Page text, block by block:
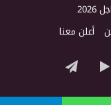
أعلن معنا
‏Google
Play
تيلقرام